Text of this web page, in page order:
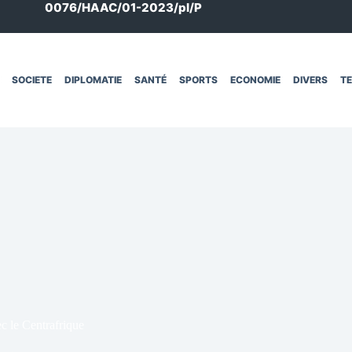
0076/HAAC/01-2023/pl/P
SOCIETE DIPLOMATIE SANTÉ SPORTS ECONOMIE DIVERS